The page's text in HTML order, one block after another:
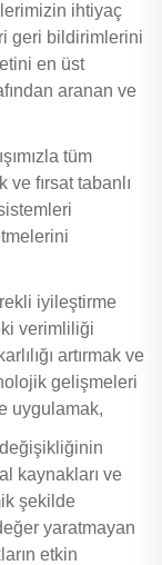
ihtiyaç
geri bildirimlerini
en üst
aranan ve
tüm
ve fırsat tabanlı
iyileştirme
verimliliği
artırmak ve
gelişmeleri
uygulamak,
kaynakları ve
şekilde
yaratmayan
etkin